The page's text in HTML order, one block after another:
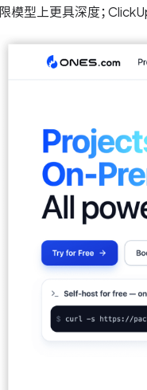
限模型上更具深度；